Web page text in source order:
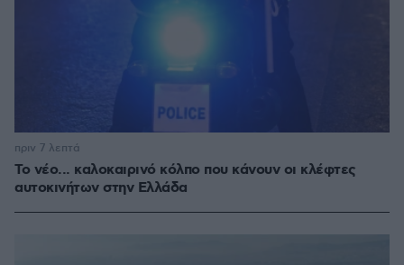
Το νέο... καλοκαιρινό κόλπο που κάνουν οι κλέφτες
αυτοκινήτων στην Ελλάδα
πριν 7 λεπτά